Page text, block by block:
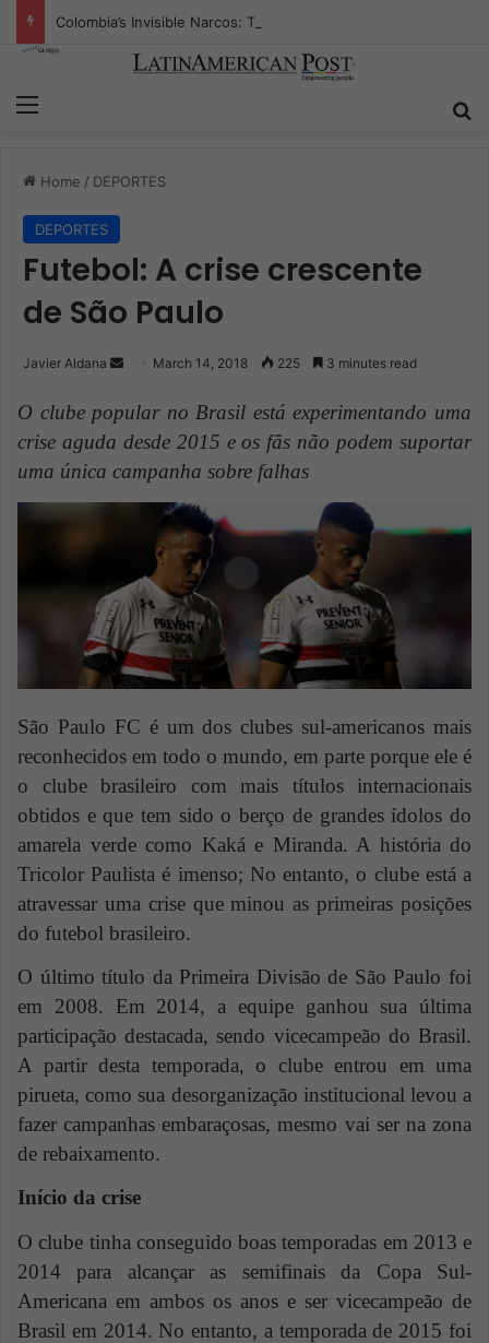
Home / DEPORTES
DEPORTES
Futebol: A crise crescente
de São Paulo
Javier Aldana
n
d
a
l
March 14, 2018 225 3 minutes read
O clube popular no Brasil está experimentando uma
crise aguda desde 2015 e os fãs não podem suportar
uma única campanha sobre falhas
São Paulo FC é um dos clubes sul-americanos mais
reconhecidos em todo o mundo, em parte porque ele é
o clube brasileiro com mais títulos internacionais
obtidos e que tem sido o berço de grandes ídolos do
amarela verde como Kaká e Miranda. A história do
Tricolor Paulista é imenso; No entanto, o clube está a
atravessar uma crise que minou as primeiras posições
do futebol brasileiro.
O último título da Primeira Divisão de São Paulo foi
em 2008. Em 2014, a equipe ganhou sua última
participação destacada, sendo vicecampeão do Brasil.
A partir desta temporada, o clube entrou em uma
pirueta, como sua desorganização institucional levou a
fazer campanhas embaraçosas, mesmo vai ser na zona
de rebaixamento.
Início da crise
O clube tinha conseguido boas temporadas em 2013 e
2014 para alcançar as semifinais da Copa Sul-
Americana em ambos os anos e ser vicecampeão de
Brasil em 2014. No entanto, a temporada de 2015 foi